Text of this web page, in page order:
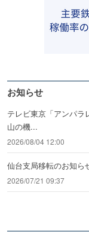
お知らせ
テレビ東京「アンパ
山の機...
2026/08/04 12:00
仙台支局移転のお知
2026/07/21 09:37